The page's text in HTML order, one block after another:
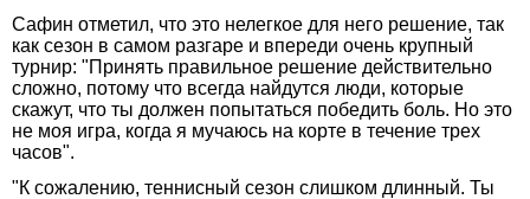
Сафин отметил, что это нелегкое для него решение, так
как сезон в самом разгаре и впереди очень крупный
турнир: "Принять правильное решение действительно
сложно, потому что всегда найдутся люди, которые
скажут, что ты должен попытаться победить боль. Но это
не моя игра, когда я мучаюсь на корте в течение трех
часов".
"К сожалению, теннисный сезон слишком длинный. Ты